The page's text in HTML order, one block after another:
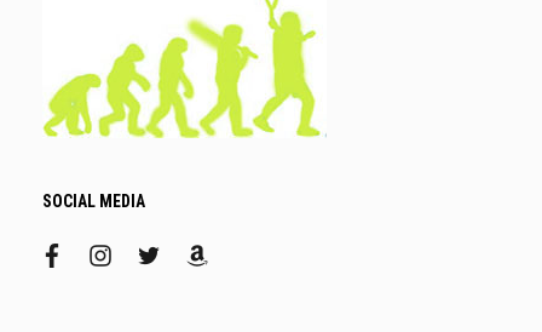
SOCIAL MEDIA
facebookinstagram
twitteramazon